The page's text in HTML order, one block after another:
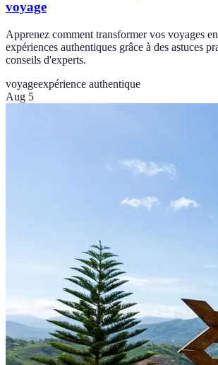
voyage
Apprenez comment transformer vos voyages
expériences authentiques grâce à des astuces
conseils d'experts.
voyageexpérience authentique
Aug 5